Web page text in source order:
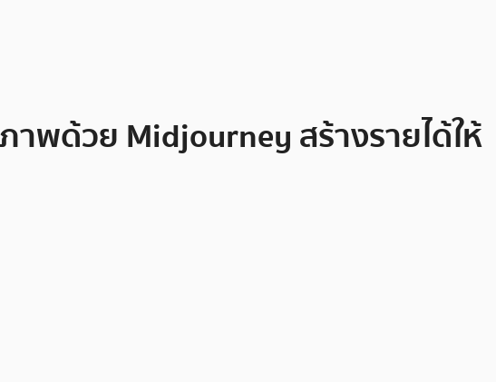
าพด้วย Midjourney สร้างรายได้ให้